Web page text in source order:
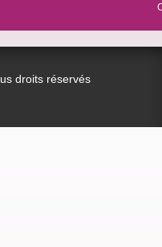
droits réservés